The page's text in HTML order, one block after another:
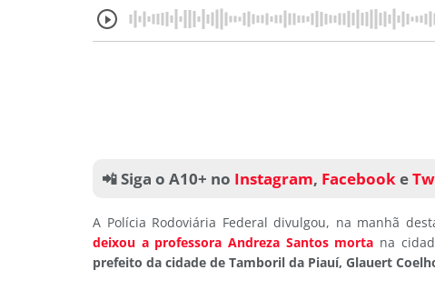
📲 Siga o A10+ no Instagram, Facebooke
A Polícia Rodoviária Federal divulgou, na manhã
deixou a professora Andreza Santos morta na
prefeito da cidade de Tamboril da Piauí, Glauert